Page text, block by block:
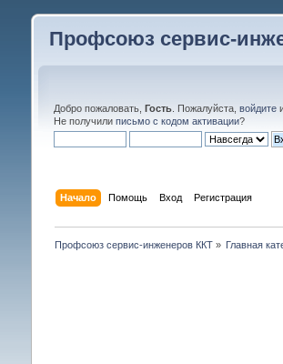
Профсоюз сервис-
Добро пожаловать, Гость. Пожалуйста, войдите
Не получили письмо с кодом активации?
Начало Помощь Вход Регистрация
Профсоюз сервис-инженеров ККТ» Главная